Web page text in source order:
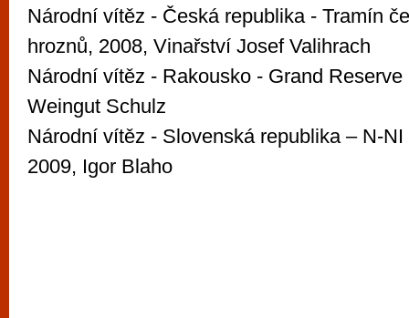
Národní vítěz - Česká republika - Tramín
hroznů, 2008, Vinařství Josef Valihrach
Národní vítěz - Rakousko - Grand
Weingut Schulz
Národní vítěz - Slovenská republika – N-
2009, Igor Blaho